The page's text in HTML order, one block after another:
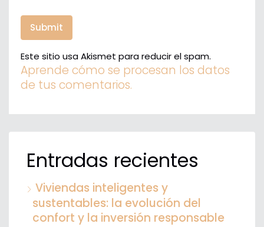
Este sitio usa Akismet para reducir el spam.
Aprende cómo se procesan los datos
de tus comentarios.
Entradas recientes
Viviendas inteligentes y
sustentables: la evolución del
confort y la inversión responsable